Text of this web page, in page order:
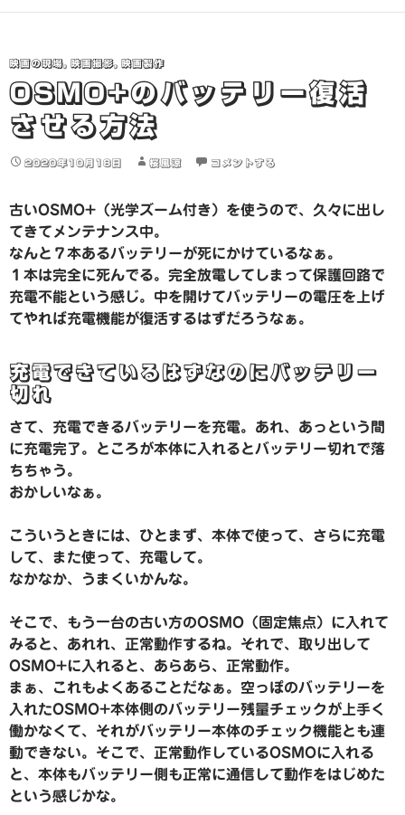
中…
映画の現場, 映画撮影, 映画製作
OSMO+のバッテリー復活
させる方法
2020年10月18日 桜風涼 コメントする
古いOSMO+（光学ズーム付き）を使うので、久々に出し
てきてメンテナンス中。
なんと７本あるバッテリーが死にかけているなぁ。
１本は完全に死んでる。完全放電してしまって保護回路で
充電不能という感じ。中を開けてバッテリーの電圧を上げ
てやれば充電機能が復活するはずだろうなぁ。
充電できているはずなのにバッテリー
切れ
さて、充電できるバッテリーを充電。あれ、あっという間
に充電完了。ところが本体に入れるとバッテリー切れで落
ちちゃう。
おかしいなぁ。
こういうときには、ひとまず、本体で使って、さらに充電
して、また使って、充電して。
なかなか、うまくいかんな。
そこで、もう一台の古い方のOSMO（固定焦点）に入れて
みると、あれれ、正常動作するね。それで、取り出して
OSMO+に入れると、あらあら、正常動作。
まぁ、これもよくあることだなぁ。空っぽのバッテリーを
入れたOSMO+本体側のバッテリー残量チェックが上手く
働かなくて、それがバッテリー本体のチェック機能とも連
動できない。そこで、正常動作しているOSMOに入れる
と、本体もバッテリー側も正常に通信して動作をはじめた
という感じかな。